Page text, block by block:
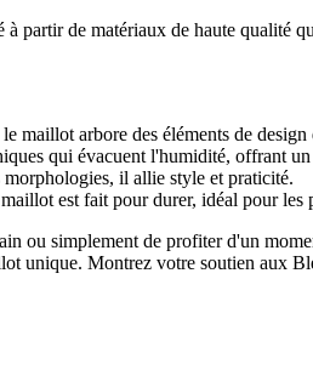
de matériaux de haute qualité
maillot arbore des éléments de
qui évacuent l'humidité, offrant
il allie style et praticité.
est fait pour durer, idéal pour les
ou simplement de profiter d'un
unique. Montrez votre soutien aux